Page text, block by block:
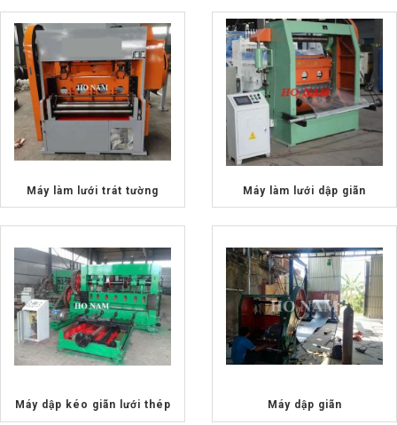
Máy làm lưới trát tường Máy làm lưới dập giãn
Máy dập kéo giãn lưới thép Máy dập giãn